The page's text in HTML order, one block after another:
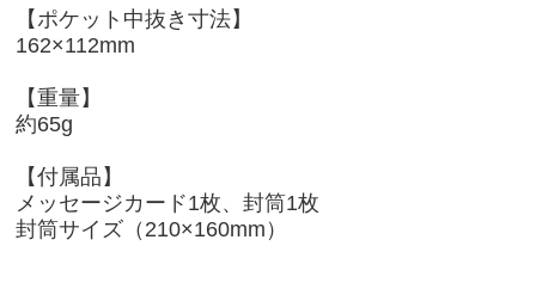
【ポケット中抜き寸法】
162×112mm
【重量】
約65g
【付属品】
メッセージカード1枚、封筒1枚
封筒サイズ（210×160mm）